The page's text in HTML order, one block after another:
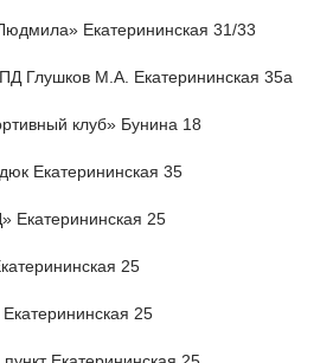
Екатерининская 31/33
Глушков М.А. Екатерининская 35а
клуб» Бунина 18
Екатерининская 35
25
25
25